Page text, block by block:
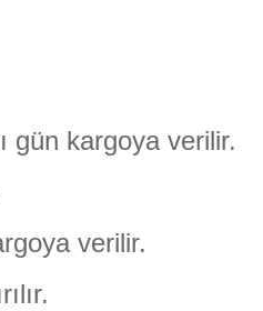
gün kargoya verilir.
verilir.